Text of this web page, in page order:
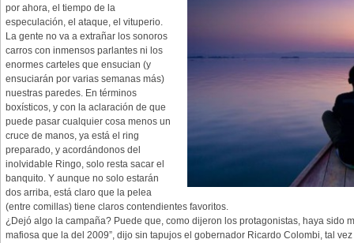
por ahora, el tiempo de la
especulación, el ataque, el vituperio.
La gente no va a extrañar los sonoros
carros con inmensos parlantes ni los
enormes carteles que ensucian (y
ensuciarán por varias semanas más)
nuestras paredes. En términos
boxísticos, y con la aclaración de que
puede pasar cualquier cosa menos un
cruce de manos, ya está el ring
preparado, y acordándonos del
inolvidable Ringo, solo resta sacar el
banquito. Y aunque no solo estarán
dos arriba, está claro que la pelea
(entre comillas) tiene claros contendientes favoritos.
¿Dejó algo la campaña? Puede que, como dijeron los protagonistas, haya sido
mafiosa que la del 2009”, dijo sin tapujos el gobernador Ricardo Colombi, tal